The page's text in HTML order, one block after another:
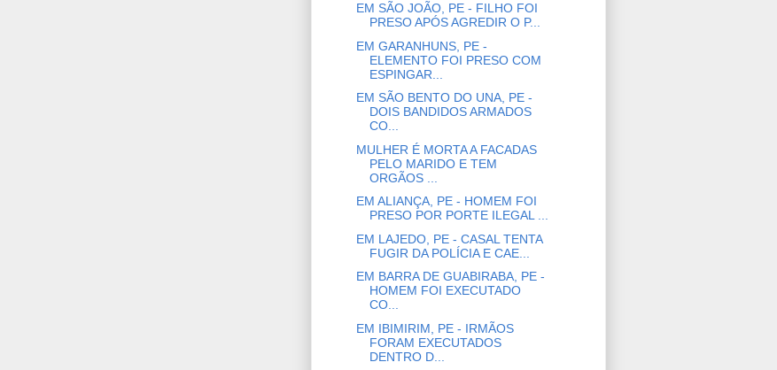
EM SÃO JOÃO, PE - FILHO FOI
PRESO APÓS AGREDIR O P...
EM GARANHUNS, PE -
ELEMENTO FOI PRESO COM
ESPINGAR...
EM SÃO BENTO DO UNA, PE -
DOIS BANDIDOS ARMADOS
CO...
MULHER É MORTA A FACADAS
PELO MARIDO E TEM
ORGÃOS ...
EM ALIANÇA, PE - HOMEM FOI
PRESO POR PORTE ILEGAL ...
EM LAJEDO, PE - CASAL TENTA
FUGIR DA POLÍCIA E CAE...
EM BARRA DE GUABIRABA, PE -
HOMEM FOI EXECUTADO
CO...
EM IBIMIRIM, PE - IRMÃOS
FORAM EXECUTADOS
DENTRO D...